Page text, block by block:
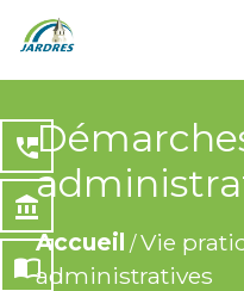
Accueil /Vie
administratives
perm_phone_msg
account_balance
import_contacts